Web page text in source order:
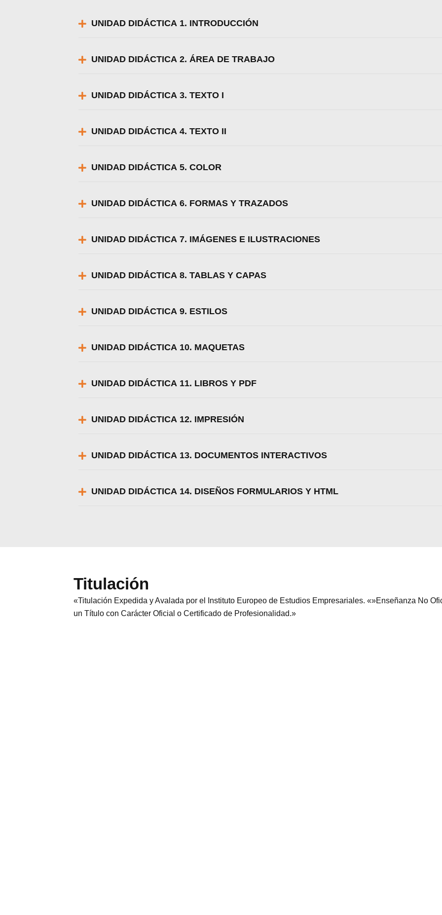
UNIDAD DIDÁCTICA 1. INTRODUCCIÓN
UNIDAD DIDÁCTICA 2. ÁREA DE TRABAJO
UNIDAD DIDÁCTICA 3. TEXTO I
UNIDAD DIDÁCTICA 4. TEXTO II
UNIDAD DIDÁCTICA 5. COLOR
UNIDAD DIDÁCTICA 6. FORMAS Y TRAZADOS
UNIDAD DIDÁCTICA 7. IMÁGENES E ILUSTRACIONES
UNIDAD DIDÁCTICA 8. TABLAS Y CAPAS
UNIDAD DIDÁCTICA 9. ESTILOS
UNIDAD DIDÁCTICA 10. MAQUETAS
UNIDAD DIDÁCTICA 11. LIBROS Y PDF
UNIDAD DIDÁCTICA 12. IMPRESIÓN
UNIDAD DIDÁCTICA 13. DOCUMENTOS INTERACTIVOS
UNIDAD DIDÁCTICA 14. DISEÑOS FORMULARIOS Y HTML
Titulación
«Titulación Expedida y Avalada por el Instituto Europeo de Estudios Empresariales. «»Enseñanza No
un Título con Carácter Oficial o Certificado de Profesionalidad.»
Puedes aprender más sobre qué cookies utilizamos o